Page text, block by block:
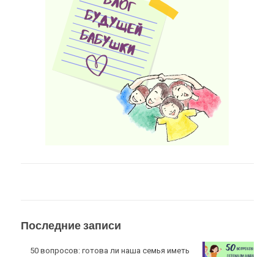
Последние записи
50 вопросов: готова ли наша семья иметь